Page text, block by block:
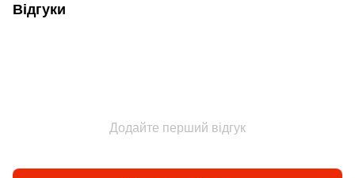
Відгуки
Додайте перший відгук